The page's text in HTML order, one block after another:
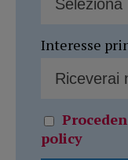
Interesse
policy